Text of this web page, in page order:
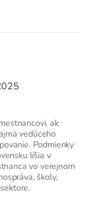
ak
vedúceho
Podmienky
líšia v
vo verejnom
školy,